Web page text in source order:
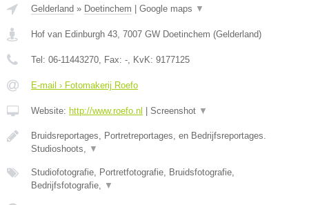
Gelderland » Doetinchem Google maps ▼
Hof van Edinburgh 43 7007 GW Doetinchem (Gelderland)
Tel: 06-11443270 , Fax: - , KvK: 9177125
E-mail › Fotomakerij Roefo
Website: http://www.roefo.nl Screenshot ▼
Bruidsreportages, Portretreportages, en Bedrijfsreportages.
Studioshoots,
▼
Studiofotografie, Portretfotografie, Bruidsfotografie,
Bedrijfsfotografie,
▼